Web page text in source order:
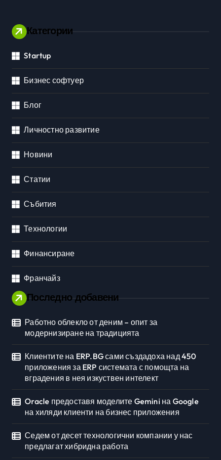
Категории
Startup
Бизнес софтуер
Блог
Личностно развитие
Новини
Статии
Събития
Технологии
Финансиране
Франчайз
Последно добавени
Работно облекло от деним – опит за
модернизиране на традицията
Клиентите на ERP.BG сами създадоха над 450
приложения за ERP системата с помощта на
вградения в нея изкуствен интелект
Oracle предоставя моделите Gemini на Google
на хиляди клиенти на бизнес приложения
Седем от десет технологични компании у нас
предлагат хибридна работа